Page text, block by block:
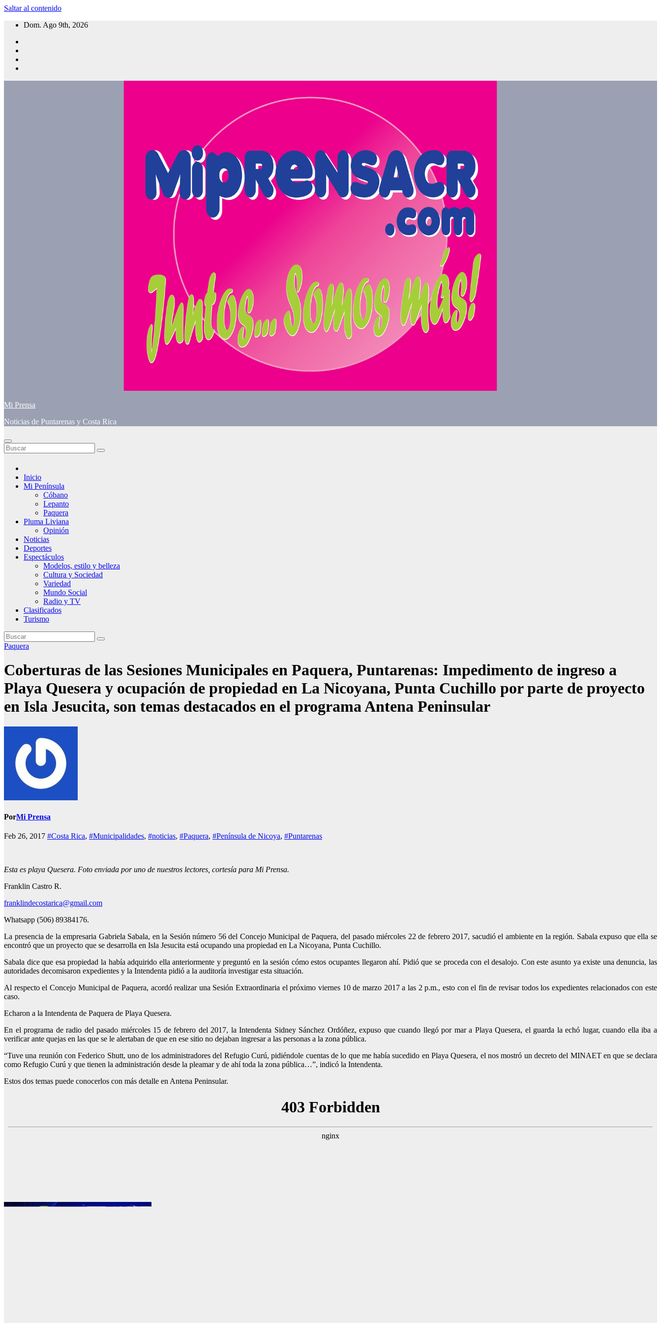
Saltar al contenido
Dom. Ago 9th, 2026
Mi Prensa
Noticias de Puntarenas y Costa Rica
Inicio
Mi Península
Cóbano
Lepanto
Paquera
Pluma Liviana
Opinión
Noticias
Deportes
Espectáculos
Modelos, estilo y belleza
Cultura y Sociedad
Variedad
Mundo Social
Radio y TV
Clasificados
Turismo
Paquera
Coberturas de las Sesiones Municipales en Paquera, Puntarenas: Impedimento de ingreso a
Playa Quesera y ocupación de propiedad en La Nicoyana, Punta Cuchillo por parte de proyecto
en Isla Jesucita, son temas destacados en el programa Antena Peninsular
PorMi Prensa
Feb 26, 2017 #Costa Rica, #Municipalidades, #noticias, #Paquera, #Península de Nicoya, #Puntarenas
Esta es playa Quesera. Foto enviada por uno de nuestros lectores, cortesía para Mi Prensa.
Franklin Castro R.
franklindecostarica@gmail.com
Whatsapp (506) 89384176.
La presencia de la empresaria Gabriela Sabala, en la Sesión número 56 del Concejo Municipal de Paquera, del pasado miércoles 22 de febrero 2017, sacudió el ambiente en la región. Sabala expuso que ella se
encontró que un proyecto que se desarrolla en Isla Jesucita está ocupando una propiedad en La Nicoyana, Punta Cuchillo.
Sabala dice que esa propiedad la había adquirido ella anteriormente y preguntó en la sesión cómo estos ocupantes llegaron ahí. Pidió que se proceda con el desalojo. Con este asunto ya existe una denuncia, las
autoridades decomisaron expedientes y la Intendenta pidió a la auditoría investigar esta situación.
Al respecto el Concejo Municipal de Paquera, acordó realizar una Sesión Extraordinaria el próximo viernes 10 de marzo 2017 a las 2 p.m., esto con el fin de revisar todos los expedientes relacionados con este
caso.
Echaron a la Intendenta de Paquera de Playa Quesera.
En el programa de radio del pasado miércoles 15 de febrero del 2017, la Intendenta Sidney Sánchez Ordóñez, expuso que cuando llegó por mar a Playa Quesera, el guarda la echó lugar, cuando ella iba a
verificar ante quejas en las que se le alertaban de que en ese sitio no dejaban ingresar a las personas a la zona pública.
“Tuve una reunión con Federico Shutt, uno de los administradores del Refugio Curú, pidiéndole cuentas de lo que me había sucedido en Playa Quesera, el nos mostró un decreto del MINAET en que se declara
como Refugio Curú y que tienen la administración desde la pleamar y de ahí toda la zona pública…”, indicó la Intendenta.
Estos dos temas puede conocerlos con más detalle en Antena Peninsular.